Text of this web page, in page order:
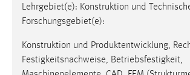
Festigkeitsnachweise, Betriebsfestigkeit,
Maschinenelemente, CAD, FEM
ZUM PROFIL